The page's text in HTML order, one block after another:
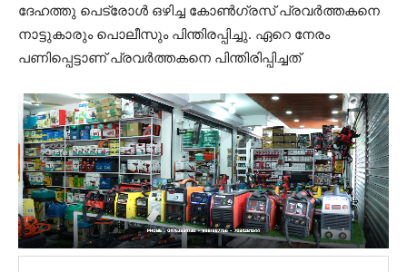
ദേഹത്തു പെട്രോൾ ഒഴിച്ച കോൺഗ്രസ്‌ പ്രവർത്തകനെ
നാട്ടുകാരും പൊലീസും പിന്തിരപ്പിച്ചു. ഏറെ നേരം
പണിപ്പെട്ടാണ് പ്രവര്‍ത്തകനെ പിന്തിരിപ്പിച്ചത്